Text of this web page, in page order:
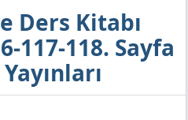
Ders Kitabı
117-118. Sayfa